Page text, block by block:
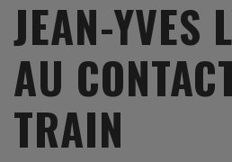
JEAN-YVES
AU
TRAIN